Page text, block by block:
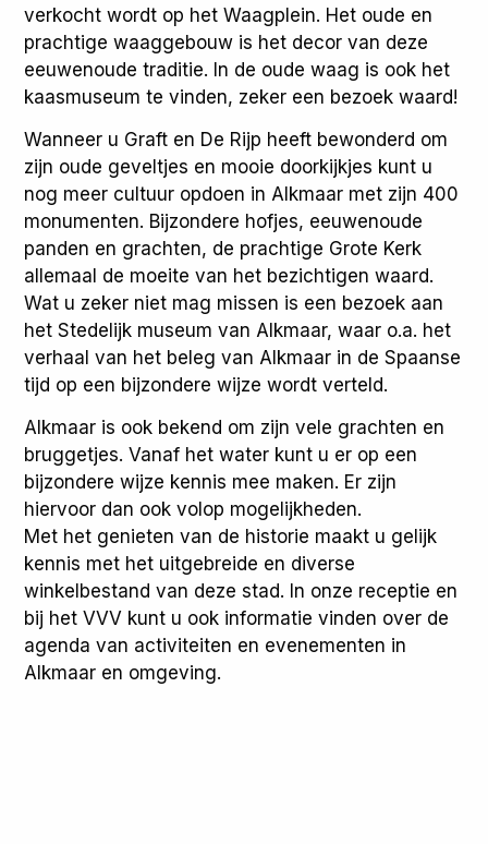
verkocht wordt op het Waagplein. Het oude en
prachtige waaggebouw is het decor van deze
eeuwenoude traditie. In de oude waag is ook het
kaasmuseum te vinden, zeker een bezoek waard!
Wanneer u Graft en De Rijp heeft bewonderd om
zijn oude geveltjes en mooie doorkijkjes kunt u
nog meer cultuur opdoen in Alkmaar met zijn 400
monumenten. Bijzondere hofjes, eeuwenoude
panden en grachten, de prachtige Grote Kerk
allemaal de moeite van het bezichtigen waard.
Wat u zeker niet mag missen is een bezoek aan
het Stedelijk museum van Alkmaar, waar o.a. het
verhaal van het beleg van Alkmaar in de Spaanse
tijd op een bijzondere wijze wordt verteld.
Alkmaar is ook bekend om zijn vele grachten en
bruggetjes. Vanaf het water kunt u er op een
bijzondere wijze kennis mee maken. Er zijn
hiervoor dan ook volop mogelijkheden.
Met het genieten van de historie maakt u gelijk
kennis met het uitgebreide en diverse
winkelbestand van deze stad. In onze receptie en
bij het VVV kunt u ook informatie vinden over de
agenda van activiteiten en evenementen in
Alkmaar en omgeving.